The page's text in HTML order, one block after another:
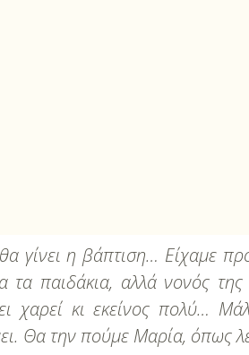
θα γίνει η βάπτιση… Είχαμε
τα παιδάκια, αλλά νονός
χαρεί κι εκείνος πολύ…
Θα την πούμε Μαρία, όπως